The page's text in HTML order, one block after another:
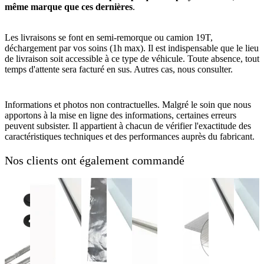
même marque que ces dernières.
Les livraisons se font en semi-remorque ou camion 19T,
déchargement par vos soins (1h max). Il est indispensable que le lieu
de livraison soit accessible à ce type de véhicule. Toute absence, tout
temps d'attente sera facturé en sus. Autres cas, nous consulter.
Informations et photos non contractuelles. Malgré le soin que nous
apportons à la mise en ligne des informations, certaines erreurs
peuvent subsister. Il appartient à chacun de vérifier l'exactitude des
caractéristiques techniques et des performances auprès du fabricant.
Nos clients ont également commandé